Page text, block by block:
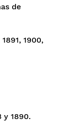
de
1891, 1900,
y 1890.